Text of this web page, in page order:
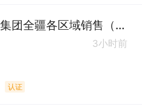
中农（深圳）农业控股集团全疆各区域销售（多地招募）
3小时前
认证